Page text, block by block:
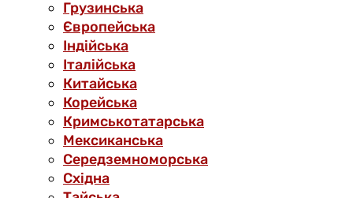
Грузинська
Європейська
Індійська
Італійська
Китайська
Корейська
Кримськотатарська
Мексиканська
Середземноморська
Східна